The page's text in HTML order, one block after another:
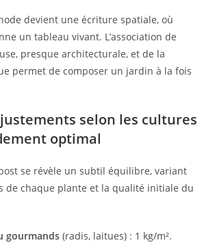
devient une écriture spatiale, où
un tableau vivant. L’association de
presque architecturale, et de la
permet de composer un jardin à la fois
selon les cultures
optimal
se révèle un subtil équilibre, variant
de chaque plante et la qualité initiale du
gourmands (radis, laitues) : 1 kg/m².